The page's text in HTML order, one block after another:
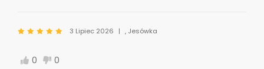
3 Lipiec 2026 , Jesówka
0 0